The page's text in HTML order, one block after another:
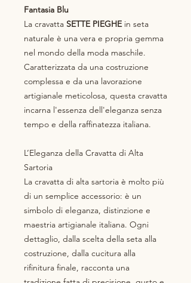
Fantasia Blu
La cravatta SETTE PIEGHEin seta
naturale è una vera e propria gemma
nel mondo della moda maschile.
Caratterizzata da una costruzione
complessa e da una lavorazione
artigianale meticolosa, questa cravatta
incarna l'essenza dell'eleganza senza
tempo e della raffinatezza italiana.
L’Eleganza della Cravatta di Alta
Sartoria
La cravatta di alta sartoria è molto più
di un semplice accessorio: è un
simbolo di eleganza, distinzione e
maestria artigianale italiana. Ogni
dettaglio, dalla scelta della seta alla
costruzione, dalla cucitura alla
rifinitura finale, racconta una